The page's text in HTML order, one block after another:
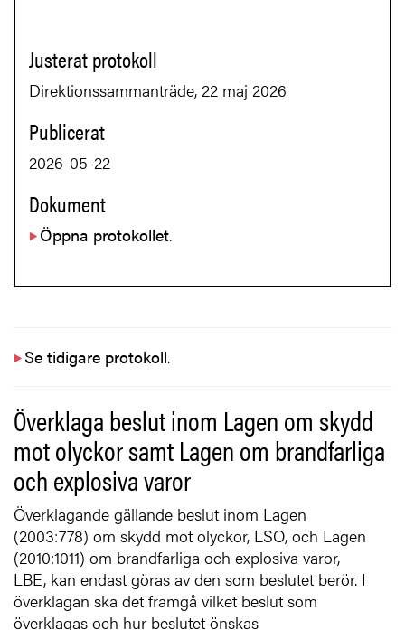
Justerat protokoll
Direktionssammanträde, 22 maj 2026
Publicerat
2026-05-22
Dokument
Öppna protokollet.
Se tidigare protokoll.
Överklaga beslut inom Lagen om skydd
mot olyckor samt Lagen om brandfarliga
och explosiva varor
Överklagande gällande beslut inom Lagen
(2003:778) om skydd mot olyckor, LSO, och Lagen
(2010:1011) om brandfarliga och explosiva varor,
LBE, kan endast göras av den som beslutet berör. I
överklagan ska det framgå vilket beslut som
överklagas och hur beslutet önskas